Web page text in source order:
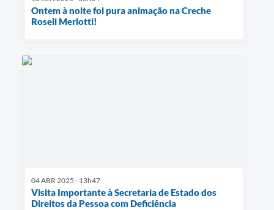
Ontem à noite foi pura animação na Creche
Roseli Merlotti!
04 ABR 2025 - 13h47
Visita Importante à Secretaria de Estado dos
Direitos da Pessoa com Deficiência